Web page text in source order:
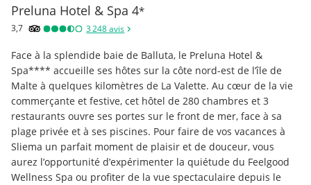
Preluna Hotel & Spa 4*
3,7 3 248avis
Face à la splendide baie de Balluta, le Preluna Hotel &
Spa**** accueille ses hôtes sur la côte nord-est de l’île de
Malte à quelques kilomètres de La Valette. Au cœur de la vie
commerçante et festive, cet hôtel de 280 chambres et 3
restaurants ouvre ses portes sur le front de mer, face à sa
plage privée et à ses piscines. Pour faire de vos vacances à
Sliema un parfait moment de plaisir et de douceur, vous
aurez l’opportunité d’expérimenter la quiétude du Feelgood
Wellness Spa ou profiter de la vue spectaculaire depuis le